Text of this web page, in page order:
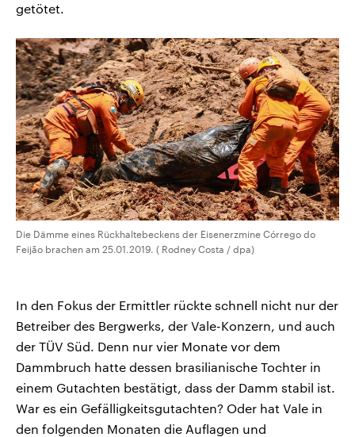
getötet.
Die Dämme eines Rückhaltebeckens der Eisenerzmine Córrego do
Feijão brachen am 25.01.2019. ( Rodney Costa / dpa)
In den Fokus der Ermittler rückte schnell nicht nur der
Betreiber des Bergwerks, der Vale-Konzern, und auch
der TÜV Süd. Denn nur vier Monate vor dem
Dammbruch hatte dessen brasilianische Tochter in
einem Gutachten bestätigt, dass der Damm stabil ist.
War es ein Gefälligkeitsgutachten? Oder hat Vale in
den folgenden Monaten die Auflagen und